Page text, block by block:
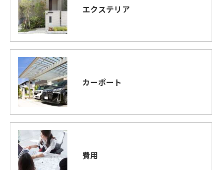
エクステリア
カーポート
費用